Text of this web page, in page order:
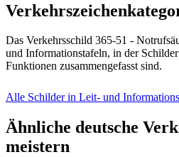
Das Verkehrsschild 365-51 -
und Informationstafeln, in der
Funktionen zusammengefasst sind.
Alle Schilder in Leit- und
Ähnliche deutsche
meistern